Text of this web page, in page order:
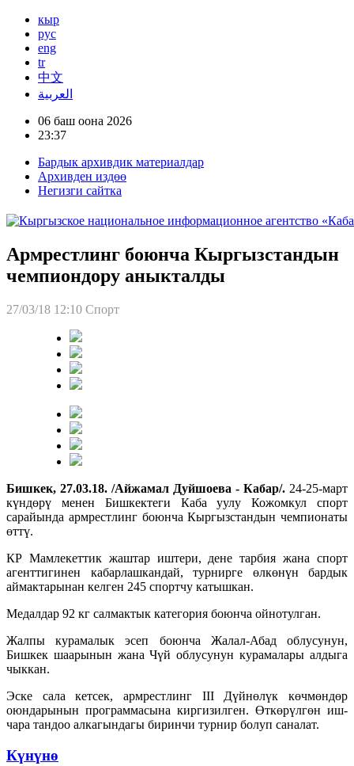
кыр
рус
eng
tr
中文
العربية
06 баш оона 2026
23:37
Бардык архивдик материалдар
Архивден издөө
Негизги сайтка
Армрестлинг боюнча Кыргызстандын
чемпиондору аныкталды
27/03/18 12:10 Спорт
Бишкек, 27.03.18. /Айжамал Дуйшоева - Кабар/. 24-25-март
күндөрү менен Бишкектеги Каба уулу Кожомкул спорт
сарайында армрестлинг боюнча Кыргызстандын чемпионаты
өттү.
КР Мамлекеттик жаштар иштери, дене тарбия жана спорт
агенттигинен кабарлашкандай, турнирге өлкөнүн бардык
аймактарынан келген 245 спортчу катышкан.
Медалдар 92 кг салмактык категория боюнча ойнотулган.
Жалпы курамалык эсеп боюнча Жалал-Абад облусунун,
Бишкек шаарынын жана Чүй облусунун курамалары алдыга
чыккан.
Эске сала кетсек, армрестлинг III Дүйнөлүк көчмөндөр
оюндарынын программасына киргизилген. Өткөрүлгөн иш-
чара тандоо алкагындагы биринчи турнир болуп саналат.
Күнүнө